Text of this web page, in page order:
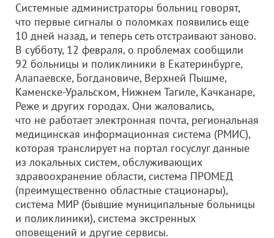
Системные администраторы больниц говорят,
что первые сигналы о поломках появились еще
10 дней назад, и теперь сеть отстраивают заново.
В субботу, 12 февраля, о проблемах сообщили
92 больницы и поликлиники в Екатеринбурге,
Алапаевске, Богдановиче, Верхней Пышме,
Каменске-Уральском, Нижнем Тагиле, Качканаре,
Реже и других городах. Они жаловались,
что не работает электронная почта, региональная
медицинская информационная система (РМИС),
которая транслирует на портал госуслуг данные
из локальных систем, обслуживающих
здравоохранение области, система ПРОМЕД
(преимущественно областные стационары),
система МИР (бывшие муниципальные больницы
и поликлиники), система экстренных
оповещений и другие сервисы.